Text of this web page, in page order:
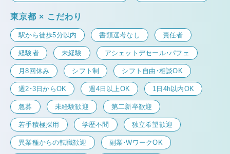
東京都 × こだわり
駅から徒歩5分以内 書類選考なし 責任者
経験者 未経験 アシェットデセール・パフェ
月8回休み シフト制 シフト自由・相談OK
週2・3日からOK 週4日以上OK 1日4h以内OK
急募 未経験歓迎 第二新卒歓迎
若手積極採用 学歴不問 独立希望歓迎
異業種からの転職歓迎 副業・WワークOK